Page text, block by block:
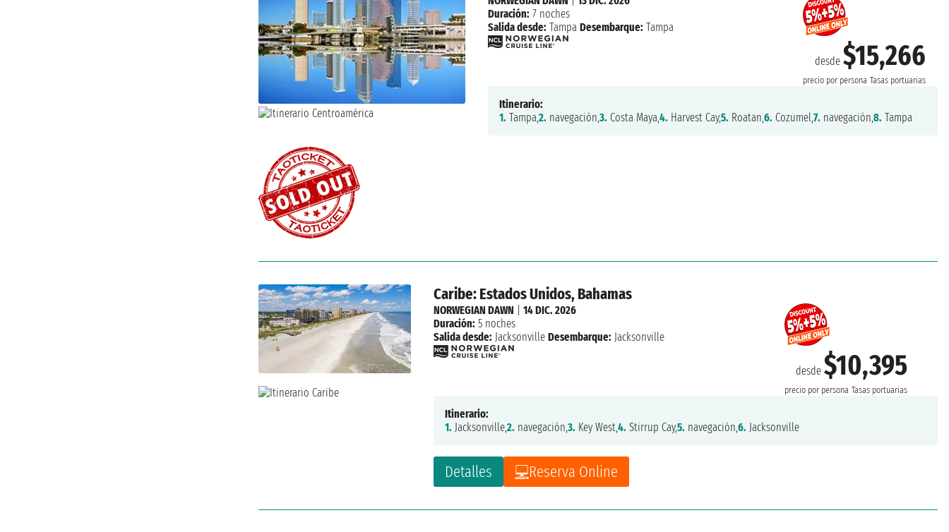
desde $15,266
precio por persona Tasas portuarias
Duración: 7 noches
Salida desde: Tampa Desembarque: Tampa
Itinerario:
1. Tampa,2. navegación,3. Costa Maya,4. Harvest Cay,5. Roatan,6. Cozumel,7. navegación,8. Tampa
Caribe: Estados Unidos, Bahamas
desde$10,395
precio por persona Tasas portuarias
Detalles Reserva Online
NORWEGIAN DAWN |14 DIC. 2026
Duración: 5 noches
Salida desde: Jacksonville Desembarque: Jacksonville
Itinerario:
1. Jacksonville,2. navegación,3. Key West,4. Stirrup Cay,5. navegación,6. Jacksonville